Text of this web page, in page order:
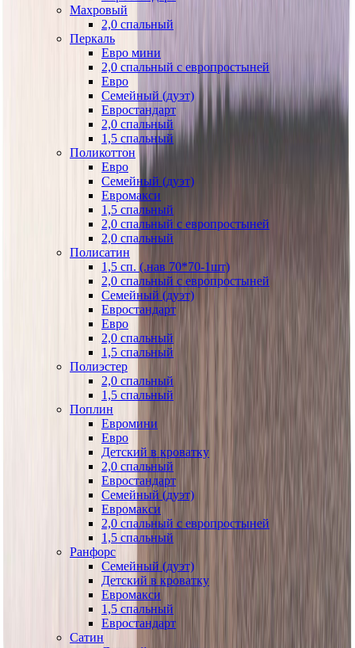
Махровый
2,0 спальный
Перкаль
Евро мини
2,0 спальный с европростыней
Евро
Семейный (дуэт)
Евростандарт
2,0 спальный
1,5 спальный
Поликоттон
Евро
Семейный (дуэт)
Евромакси
1,5 спальный
2,0 спальный с европростыней
2,0 спальный
Полисатин
1,5 сп. (.нав 70*70-1шт)
2,0 спальный с европростыней
Семейный (дуэт)
Евростандарт
Евро
2,0 спальный
1,5 спальный
Полиэстер
2,0 спальный
1,5 спальный
Поплин
Евромини
Евро
Детский в кроватку
2,0 спальный
Евростандарт
Семейный (дуэт)
Евромакси
2,0 спальный с европростыней
1,5 спальный
Ранфорс
Семейный (дуэт)
Детский в кроватку
Евромакси
1,5 спальный
Евростандарт
Сатин